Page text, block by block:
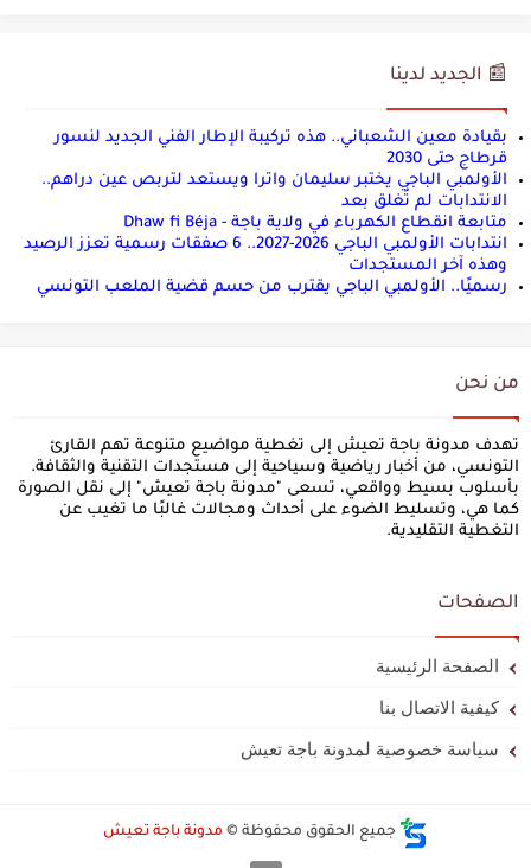
📰 الجديد لدينا
بقيادة معين الشعباني.. هذه تركيبة الإطار الفني الجديد لنسور
قرطاج حتى 2030
الأولمبي الباجي يختبر سليمان واترا ويستعد لتربص عين دراهم..
الانتدابات لم تُغلق بعد
متابعة انقطاع الكهرباء في ولاية باجة - Dhaw fi Béja
انتدابات الأولمبي الباجي 2026-2027.. 6 صفقات رسمية تعزز الرصيد
وهذه آخر المستجدات
رسميًا.. الأولمبي الباجي يقترب من حسم قضية الملعب التونسي
من نحن
تهدف مدونة باجة تعيش إلى تغطية مواضيع متنوعة تهم القارئ
التونسي، من أخبار رياضية وسياحية إلى مستجدات التقنية والثقافة.
بأسلوب بسيط وواقعي، تسعى "مدونة باجة تعيش" إلى نقل الصورة
كما هي، وتسليط الضوء على أحداث ومجالات غالبًا ما تغيب عن
التغطية التقليدية.
الصفحات
الصفحة الرئيسية
كيفية الاتصال بنا
سياسة خصوصية لمدونة باجة تعيش
جميع الحقوق محفوظة © مدونة باجة تعيش